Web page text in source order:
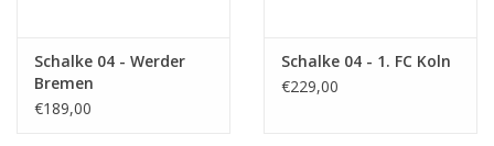
Schalke 04 - Werder
Bremen
€189,00
Schalke 04 - 1. FC Koln
€229,00